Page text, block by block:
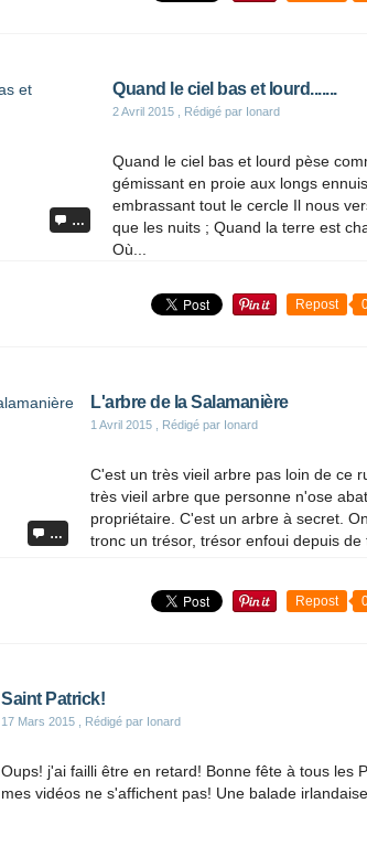
…
Quand le ciel bas et lourd.......
2 Avril 2015 , Rédigé par Ionard
Quand le ciel bas et lourd pèse
gémissant en proie aux longs
embrassant tout le cercle Il nous
que les nuits ; Quand la terre est
Où...
Repost
…
L'arbre de la Salamanière
1 Avril 2015 , Rédigé par Ionard
C'est un très vieil arbre pas loin de ce
très vieil arbre que personne n'ose
propriétaire. C'est un arbre à secret.
tronc un trésor, trésor enfoui depuis de
Repost
Saint Patrick!
17 Mars 2015 , Rédigé par Ionard
Oups! j'ai failli être en retard! Bonne fête à tous les
mes vidéos ne s'affichent pas! Une balade